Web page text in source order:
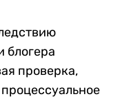
блогера
проверка,